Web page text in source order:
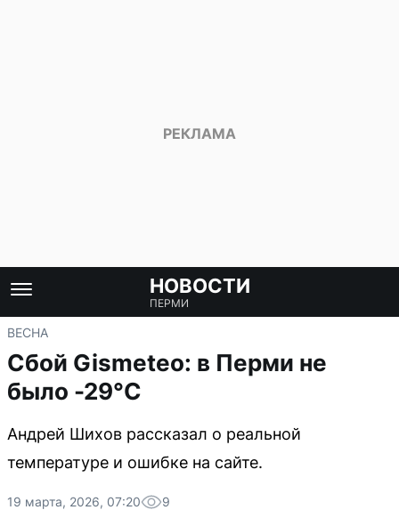
НОВОСТИ
ПЕРМИ
ВЕСНА
Сбой Gismeteo: в Перми не
было -29°C
Андрей Шихов рассказал о реальной
температуре и ошибке на сайте.
19 марта, 2026, 07:20 9